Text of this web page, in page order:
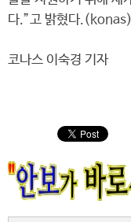
다.”고 밝혔다.(konas)
코나스 이숙경 기자